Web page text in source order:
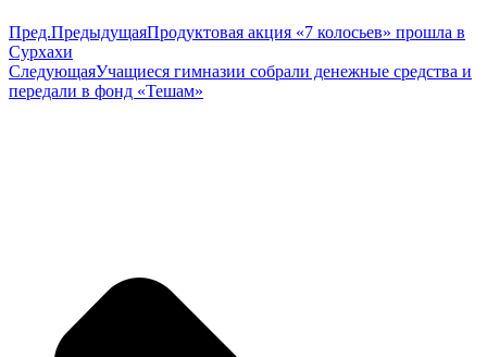
Пред.ПредыдущаяПродуктовая акция «7 колосьев» прошла в
Сурхахи
СледующаяУчащиеся гимназии собрали денежные средства и
передали в фонд «Тешам»